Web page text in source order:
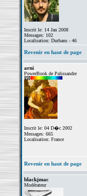
Inscrit le: 14 Jan 2008
Messages: 102
Localisation: Durbans - 46
Revenir en haut de page
arni
PowerBook de Palissandre
Inscrit le: 04 D�c 2002
Messages: 665
Localisation: France
Revenir en haut de page
blackjmac
Modérateur